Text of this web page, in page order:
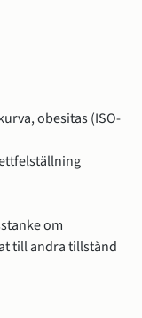
obesitas (ISO-
om
till andra tillstånd